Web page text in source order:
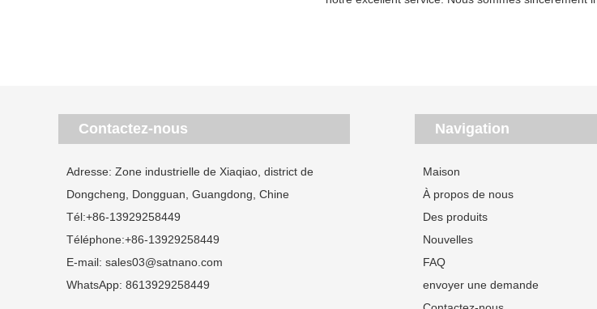
Contactez-nous
Adresse: Zone industrielle de Xiaqiao, district de
Dongcheng, Dongguan, Guangdong, Chine
Tél:+86-13929258449
Téléphone:+86-13929258449
E-mail: sales03@satnano.com
WhatsApp: 8613929258449
Navigation
Maison
À propos de nous
Des produits
Nouvelles
FAQ
envoyer une demande